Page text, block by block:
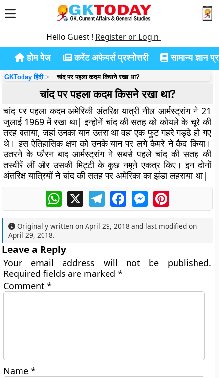
Hello Guest ! Register or Login
होम पेज करेंट अफेयर्स प्रश्नोत्तरी सामान्य ज्ञान
GKToday हिंदी चांद पर पहला कदम किसने रखा था?
चांद पर पहला कदम किसने रखा था?
चांद पर पहला कदम अमेरिकी अंतरिक्ष यात्री नील आर्मस्ट्रांग ने 21
जुलाई 1969 में रखा था| इन्होनें चांद की सतह को कोयले के चूरे की
तरह बताया, जहां उनका यान उतरा था वहां एक फुट गहरे गड्ढे हो गए
थे। इस ऐतिहासिक क्षण को उनके यान पर लगे कैमरे ने कैद किया।
उतरने के फौरन बाद आर्मस्ट्रांग ने सबसे पहले चांद की सतह की
तस्वीरें लीं और उसकी मिट्टी के कुछ नमूने एकत्र किए। इन दोनों
अंतरिक्ष यात्रियों ने चांद की सतह पर अमेरिका का झंडा लहराया था|
WhatsApp
X TelegramFacebookMessengerPinterest
Originally written onApril 29, 2018 and last modified on
April 29, 2018.
Leave a Reply
Your email address will not be published.
Required fields are marked*
Comment*
Name*